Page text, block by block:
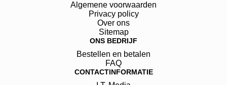
Algemene voorwaarden
Privacy policy
Over ons
Sitemap
ONS BEDRIJF
Bestellen en betalen
FAQ
CONTACTINFORMATIE